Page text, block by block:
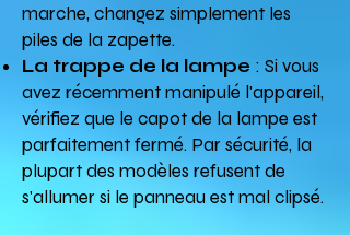
marche, changez simplement les
piles de la zapette.
La trappe de la lampe : Si vous
avez récemment manipulé l'appareil,
vérifiez que le capot de la lampe est
parfaitement fermé. Par sécurité, la
plupart des modèles refusent de
s'allumer si le panneau est mal clipsé.